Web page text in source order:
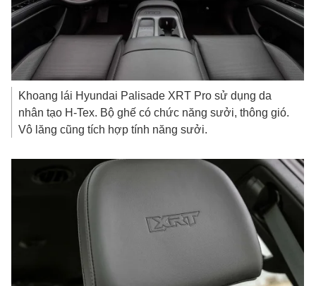
Khoang lái Hyundai Palisade XRT Pro sử dụng da
nhân tạo H-Tex. Bộ ghế có chức năng sưởi, thông gió.
Vô lăng cũng tích hợp tính năng sưởi.